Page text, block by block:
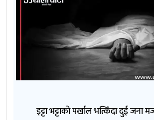
इट्टा भट्टाको पर्खाल भत्किँदा दुई जना